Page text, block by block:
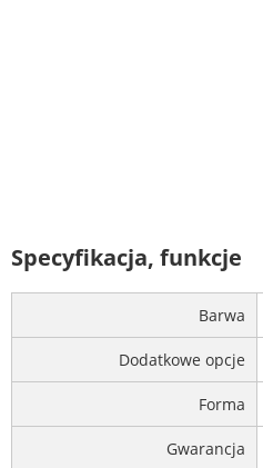
Specyfikacja, funkcje
Barwa
Dodatkowe opcje
Forma
Gwarancja